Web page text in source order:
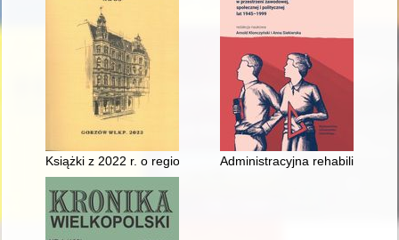
Książki z 2022 r. o regionie gorzowskim i o jego mieszkańcach
Administracyjna rehabilitacja